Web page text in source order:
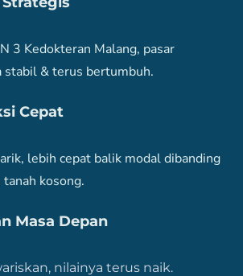
3 Kedokteran Malang, pasar
stabil & terus bertumbuh.
Cepat
lebih cepat balik modal dibanding
kosong.
Masa Depan
nilainya terus naik.